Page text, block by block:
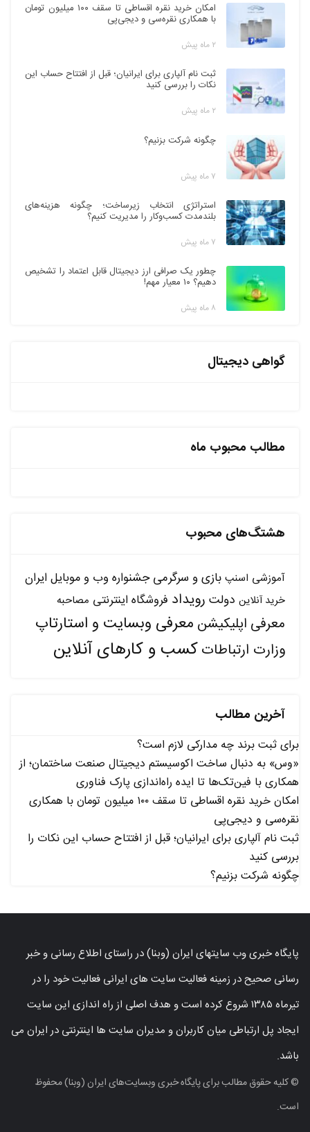
امکان خرید نقره اقساطی تا سقف ۱۰۰ میلیون تومان
با همکاری نقره‌سی و دیجی‌پی
۲ ماه پیش
ثبت نام آلپاری برای ایرانیان؛ قبل از افتتاح حساب این
نکات را بررسی کنید
۲ ماه پیش
چگونه شرکت بزنیم؟
۷ ماه پیش
استراتژی انتخاب زیرساخت؛ چگونه هزینه‌های
بلندمدت کسب‌وکار را مدیریت کنیم؟
۷ ماه پیش
چطور یک صرافی ارز دیجیتال قابل اعتماد را تشخیص
دهیم؟ ۱۰ معیار مهم!
۸ ماه پیش
گواهی دیجیتال
مطالب محبوب ماه
هشتگ‌های محبوب
آموزشی اسنپ بازی و سرگرمی جشنواره وب و موبایل ایران
خرید آنلاین دولت رویداد فروشگاه اینترنتی مصاحبه
معرفی اپلیکیشن معرفی وبسایت و استارتاپ
وزارت ارتباطاتکسب و کارهای آنلاین
آخرین مطالب
برای ثبت برند چه مدارکی لازم است؟
«وس» به دنبال ساخت اکوسیستم دیجیتال صنعت ساختمان؛ از
همکاری با فین‌تک‌ها تا ایده راه‌اندازی پارک فناوری
امکان خرید نقره اقساطی تا سقف ۱۰۰ میلیون تومان با همکاری
نقره‌سی و دیجی‌پی
ثبت نام آلپاری برای ایرانیان؛ قبل از افتتاح حساب این نکات را
بررسی کنید
چگونه شرکت بزنیم؟
پایگاه خبری وب سایتهای ایران (وبنا) در راستای اطلاع رسانی و خبر
رسانی صحیح در زمینه فعالیت سایت های ایرانی فعالیت خود را در
تیرماه ۱۳۸۵ شروع کرده است و هدف اصلی از راه اندازی این سایت
ایجاد پل ارتباطی میان کاربران و مدیران سایت ها اینترنتی در ایران می
باشد.
© کلیه حقوق مطالب برای پایگاه خبری وبسایت‌های ایران (وبنا) محفوظ
است.